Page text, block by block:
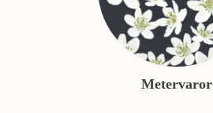
Metervaror